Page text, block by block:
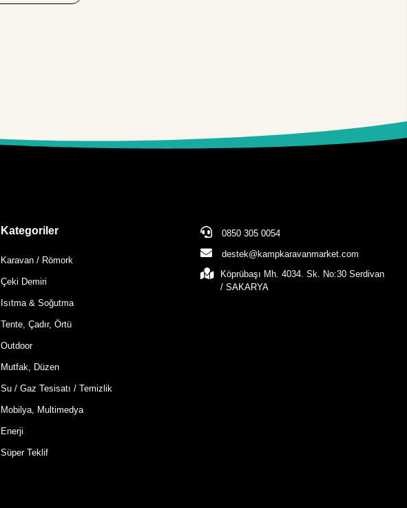
Kategoriler
Karavan / Römork
Çeki Demiri
Isıtma & Soğutma
Tente, Çadır, Örtü
Outdoor
Mutfak, Düzen
Su / Gaz Tesisatı / Temizlik
Mobilya, Multimedya
Enerji
Süper Teklif
0850 305 0054
destek@kampkaravanmarket.com
Köprübaşı Mh. 4034. Sk. No:30 Serdivan
/ SAKARYA